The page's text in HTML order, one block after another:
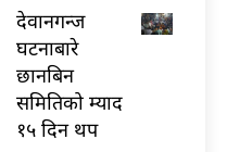
देवानगन्ज
घटनाबारे
छानबिन
समितिको म्याद
१५ दिन थप